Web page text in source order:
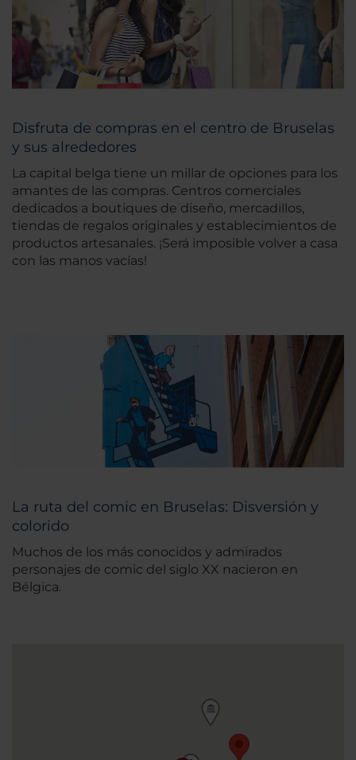
Disfruta de compras en el centro de Bruselas
y sus alrededores
La capital belga tiene un millar de opciones para los
amantes de las compras. Centros comerciales
dedicados a boutiques de diseño, mercadillos,
tiendas de regalos originales y establecimientos de
productos artesanales. ¡Será imposible volver a casa
con las manos vacías!
La ruta del comic en Bruselas: Disversión y
colorido
Muchos de los más conocidos y admirados
personajes de comic del siglo XX nacieron en
Bélgica.